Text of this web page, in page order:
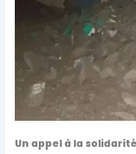
Un appel à la solidarité